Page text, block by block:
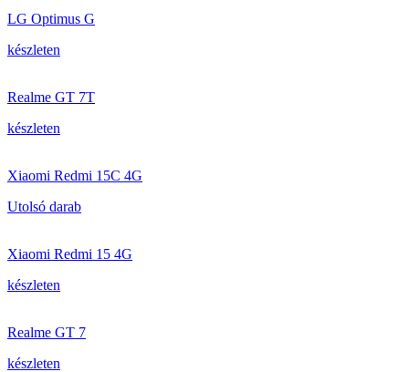
LG Optimus G
készleten
Realme GT 7T
készleten
Xiaomi Redmi 15C 4G
Utolsó darab
Xiaomi Redmi 15 4G
készleten
Realme GT 7
készleten